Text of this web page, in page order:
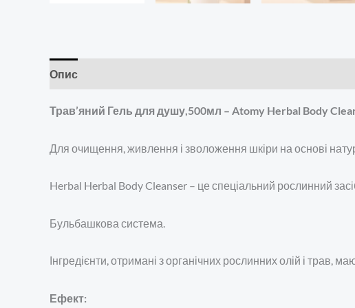
Опис
Трав’яний Гель для душу,500мл – Atomy Herbal Body
Для очищення, живлення і зволоження шкіри на основі
Herbal Herbal Body Cleanser – це спеціальний рослинний
Бульбашкова система.
Інгредієнти, отримані з органічних рослинних олій і трав,
Ефект: